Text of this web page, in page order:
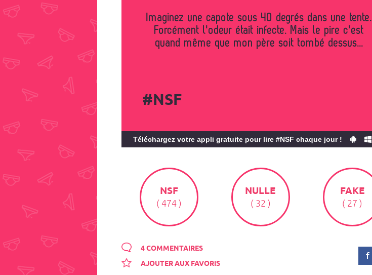
Imaginez une capote sous 40 degrés dans une tente.
Forcément l'odeur était infecte. Mais le pire c'est
quand même que mon père soit tombé dessus...
#NSF
Téléchargez votre appli gratuite pour lire #NSF chaque jour !
NSF
( 474 )
NULLE
( 32 )
FAKE
( 27 )
4 COMMENTAIRES
AJOUTER AUX FAVORIS